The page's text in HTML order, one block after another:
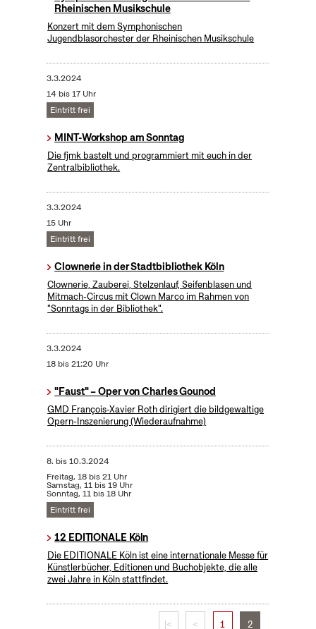
Rheinischen Musikschule
Konzert mit dem Symphonischen
Jugendblasorchester der Rheinischen Musikschule
3.3.2024
14 bis 17 Uhr
Eintritt frei
MINT-Workshop am Sonntag
Die fjmk bastelt und programmiert mit euch in der
Zentralbibliothek.
3.3.2024
15 Uhr
Eintritt frei
Clownerie in der Stadtbibliothek Köln
Clownerie, Zauberei, Stelzenlauf, Seifenblasen und
Mitmach-Circus mit Clown Marco im Rahmen von
"Sonntags in der Bibliothek".
3.3.2024
18 bis 21:20 Uhr
"Faust" – Oper von Charles Gounod
GMD François-Xavier Roth dirigiert die bildgewaltige
Opern-Inszenierung (Wiederaufnahme)
8. bis10.3.2024
Freitag, 18 bis 21 Uhr
Samstag, 11 bis 19 Uhr
Sonntag, 11 bis 18 Uhr
Eintritt frei
12 EDITIONALE Köln
Die EDITIONALE Köln ist eine internationale Messe für
Künstlerbücher, Editionen und Buchobjekte, die alle
zwei Jahre in Köln stattfindet.
|< < 1 2